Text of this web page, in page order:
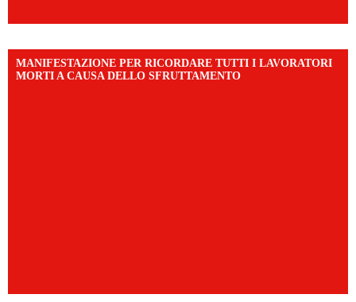
MANIFESTAZIONE PER RICORDARE TUTTI I LAVORATORI
MORTI A CAUSA DELLO SFRUTTAMENTO